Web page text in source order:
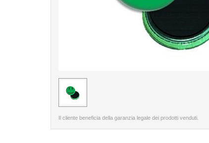
< /picture>
Il cliente beneficia della garanzia legale dei prodotti venduti.